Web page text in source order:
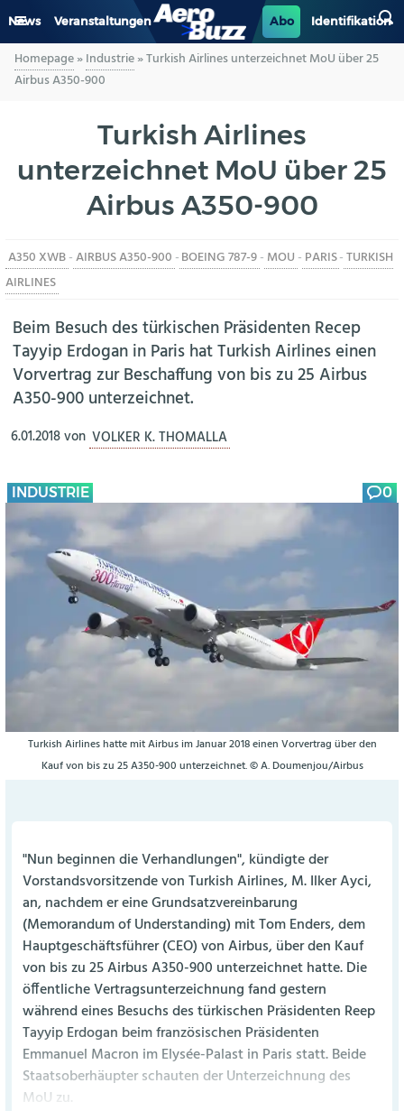
News Veranstaltungen Abo Identifikation
GENERAL AVIATION
LUFTVERKEHR
INDUSTRIE
BERUFE
AERO-KULTUR
Homepage»Industrie»Turkish Airlines unterzeichnet MoU über 25
Airbus A350-900
Turkish Airlines
unterzeichnet MoU über 25
Airbus A350-900
A350 XWB-AIRBUS A350-900 -BOEING 787-9- MOU - PARIS-TURKISH
AIRLINES
Beim Besuch des türkischen Präsidenten Recep
Tayyip Erdogan in Paris hat Turkish Airlines einen
Vorvertrag zur Beschaffung von bis zu 25 Airbus
A350-900 unterzeichnet.
6.01.2018von VOLKER K. THOMALLA
INDUSTRIE 0
Turkish Airlines hatte mit Airbus im Januar 2018 einen Vorvertrag über den
Kauf von bis zu 25 A350-900 unterzeichnet. © A. Doumenjou/Airbus
"Nun beginnen die Verhandlungen", kündigte der
Vorstandsvorsitzende von Turkish Airlines, M. Ilker Ayci,
an, nachdem er eine Grundsatzvereinbarung
(Memorandum of Understanding) mit Tom Enders, dem
Hauptgeschäftsführer (CEO) von Airbus, über den Kauf
von bis zu 25 Airbus A350-900 unterzeichnet hatte. Die
öffentliche Vertragsunterzeichnung fand gestern
während eines Besuchs des türkischen Präsidenten Reep
Tayyip Erdogan beim französischen Präsidenten
Emmanuel Macron im Elysée-Palast in Paris statt. Beide
Staatsoberhäupter schauten der Unterzeichnung des
MoU zu.